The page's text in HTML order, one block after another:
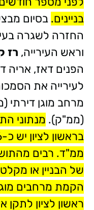
בניינים. בסיום
החזרה לשגרה
וראש העירייה, רז
הפנים דאז,
לעירייה את
מרחב מוגן דירתי
(ממ"ק). מנתוני
ממ"ד. רבים
של הבניין או
הקמת מרחבים